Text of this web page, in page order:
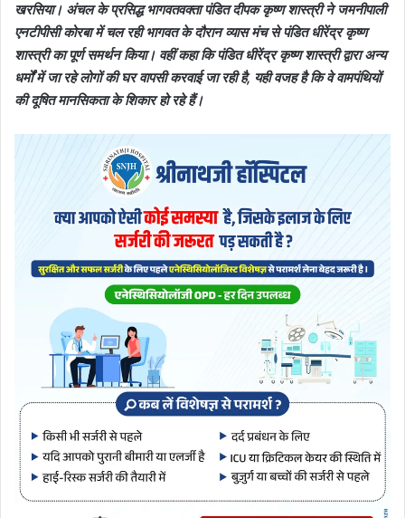
खरसिया। अंचल के प्रसिद्ध भागवतवक्ता पंडित दीपक कृष्ण शास्त्री ने जमनीपाली
एनटीपीसी कोरबा में चल रही भागवत के दौरान व्यास मंच से पंडित धीरेंद्र कृष्ण
शास्त्री का पूर्ण समर्थन किया। वहीं कहा कि पंडित धीरेंद्र कृष्ण शास्त्री द्वारा अन्य
धर्मों में जा रहे लोगों की घर वापसी करवाई जा रही है, यही वजह है कि वे वामपंथियों
की दूषित मानसिकता के शिकार हो रहे हैं।